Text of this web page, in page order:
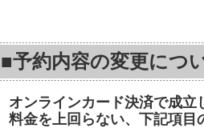
■予約内容の変更につ
オンラインカード決済で成
料金を上回らない、下記項目